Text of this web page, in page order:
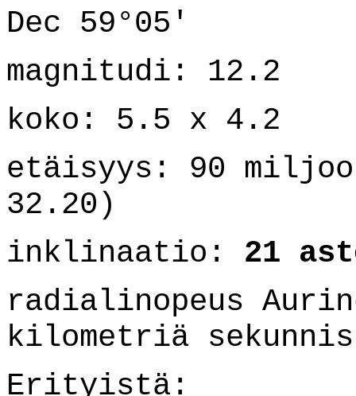
Dec 59°05'
magnitudi: 12.2
koko: 5.5 x 4.2
etäisyys: 90
32.20)
inklinaatio: 21
radialinopeus
kilometriä
Erityistä: